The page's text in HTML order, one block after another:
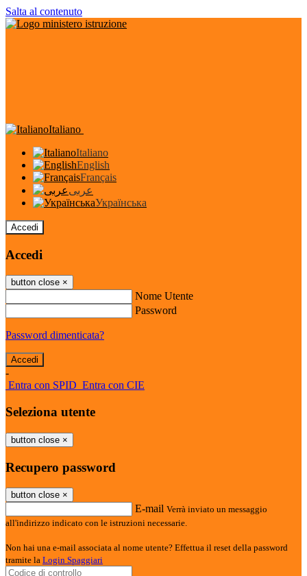
Salta al contenuto
Italiano
Italiano
English
Français
عربى
Українська
Accedi
Accedi
button close ×
Nome Utente
Password
Password dimenticata?
-
Entra con SPID Entra con CIE
Seleziona utente
button close ×
Recupero password
button close ×
E-mail Verrà inviato un messaggio
all'indirizzo indicato con le istruzioni necessarie.
Non hai una e-mail associata al nome utente? Effettua il reset della password
tramite la Login Spaggiari